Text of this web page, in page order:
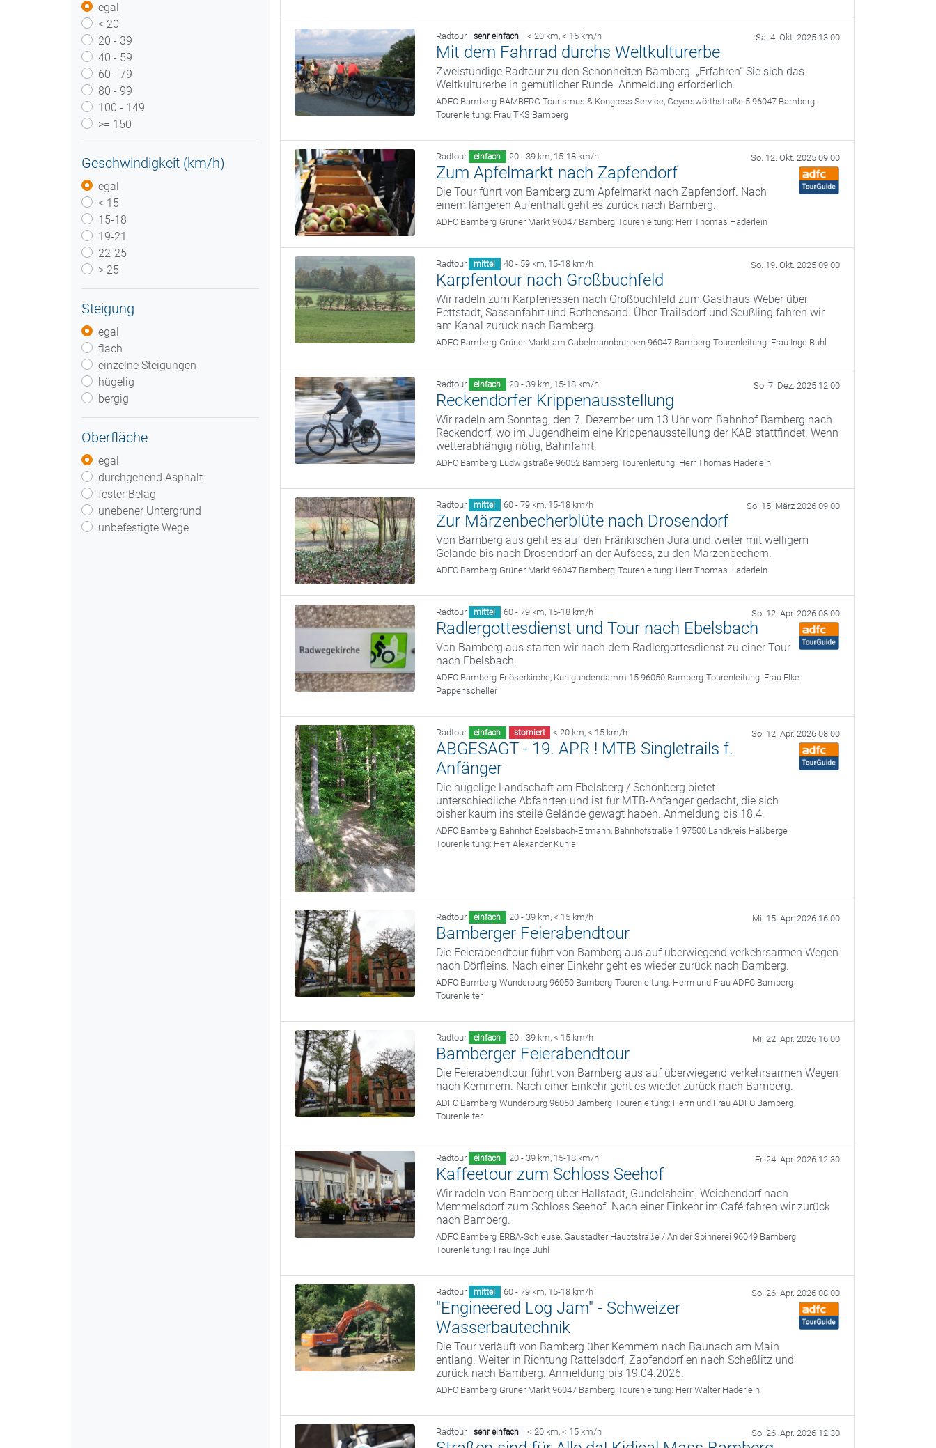
egal
< 20
20 - 39
40 - 59
60 - 79
80 - 99
100 - 149
>= 150
Geschwindigkeit (km/h)
egal
< 15
15-18
19-21
22-25
> 25
Steigung
egal
flach
einzelne Steigungen
hügelig
bergig
Oberfläche
egal
durchgehend Asphalt
fester Belag
unebener Untergrund
unbefestigte Wege
Radtour sehr einfach < 20 km, < 15 km/h Sa. 4. Okt. 2025 13:00
Mit dem Fahrrad durchs Weltkulturerbe
Zweistündige Radtour zu den Schönheiten Bamberg. „Erfahren“ Sie sich das
Weltkulturerbe in gemütlicher Runde. Anmeldung erforderlich.
ADFC Bamberg BAMBERG Tourismus & Kongress Service, Geyerswörthstraße 5 96047 Bamberg
Tourenleitung: Frau TKS Bamberg
Radtour einfach 20 - 39 km, 15-18 km/h So. 12. Okt. 2025 09:00
Zum Apfelmarkt nach Zapfendorf
Die Tour führt von Bamberg zum Apfelmarkt nach Zapfendorf. Nach
einem längeren Aufenthalt geht es zurück nach Bamberg.
ADFC Bamberg Grüner Markt 96047 Bamberg Tourenleitung: Herr Thomas Haderlein
Radtour mittel 40 - 59 km, 15-18 km/h So. 19. Okt. 2025 09:00
Karpfentour nach Großbuchfeld
Wir radeln zum Karpfenessen nach Großbuchfeld zum Gasthaus Weber über
Pettstadt, Sassanfahrt und Rothensand. Über Trailsdorf und Seußling fahren wir
am Kanal zurück nach Bamberg.
ADFC Bamberg Grüner Markt am Gabelmannbrunnen 96047 Bamberg Tourenleitung: Frau Inge Buhl
Radtour einfach 20 - 39 km, 15-18 km/h So. 7. Dez. 2025 12:00
Reckendorfer Krippenausstellung
Wir radeln am Sonntag, den 7. Dezember um 13 Uhr vom Bahnhof Bamberg nach
Reckendorf, wo im Jugendheim eine Krippenausstellung der KAB stattfindet. Wenn
wetterabhängig nötig, Bahnfahrt.
ADFC Bamberg Ludwigstraße 96052 Bamberg Tourenleitung: Herr Thomas Haderlein
Radtour mittel 60 - 79 km, 15-18 km/h So. 15. März 2026 09:00
Zur Märzenbecherblüte nach Drosendorf
Von Bamberg aus geht es auf den Fränkischen Jura und weiter mit welligem
Gelände bis nach Drosendorf an der Aufsess, zu den Märzenbechern.
ADFC Bamberg Grüner Markt 96047 Bamberg Tourenleitung: Herr Thomas Haderlein
Radtour mittel 60 - 79 km, 15-18 km/h So. 12. Apr. 2026 08:00
Radlergottesdienst und Tour nach Ebelsbach
Von Bamberg aus starten wir nach dem Radlergottesdienst zu einer Tour
nach Ebelsbach.
ADFC Bamberg Erlöserkirche, Kunigundendamm 15 96050 Bamberg Tourenleitung: Frau Elke
Pappenscheller
Radtour einfach storniert < 20 km, < 15 km/h So. 12. Apr. 2026 08:00
ABGESAGT - 19. APR ! MTB Singletrails f.
Anfänger
Die hügelige Landschaft am Ebelsberg / Schönberg bietet
unterschiedliche Abfahrten und ist für MTB-Anfänger gedacht, die sich
bisher kaum ins steile Gelände gewagt haben. Anmeldung bis 18.4.
ADFC Bamberg Bahnhof Ebelsbach-Eltmann, Bahnhofstraße 1 97500 Landkreis Haßberge
Tourenleitung: Herr Alexander Kuhla
Radtour einfach 20 - 39 km, < 15 km/h Mi. 15. Apr. 2026 16:00
Bamberger Feierabendtour
Die Feierabendtour führt von Bamberg aus auf überwiegend verkehrsarmen Wegen
nach Dörfleins. Nach einer Einkehr geht es wieder zurück nach Bamberg.
ADFC Bamberg Wunderburg 96050 Bamberg Tourenleitung: Herrn und Frau ADFC Bamberg
Tourenleiter
Radtour einfach 20 - 39 km, < 15 km/h Mi. 22. Apr. 2026 16:00
Bamberger Feierabendtour
Die Feierabendtour führt von Bamberg aus auf überwiegend verkehrsarmen Wegen
nach Kemmern. Nach einer Einkehr geht es wieder zurück nach Bamberg.
ADFC Bamberg Wunderburg 96050 Bamberg Tourenleitung: Herrn und Frau ADFC Bamberg
Tourenleiter
Radtour einfach 20 - 39 km, 15-18 km/h Fr. 24. Apr. 2026 12:30
Kaffeetour zum Schloss Seehof
Wir radeln von Bamberg über Hallstadt, Gundelsheim, Weichendorf nach
Memmelsdorf zum Schloss Seehof. Nach einer Einkehr im Café fahren wir zurück
nach Bamberg.
ADFC Bamberg ERBA-Schleuse, Gaustadter Hauptstraße / An der Spinnerei 96049 Bamberg
Tourenleitung: Frau Inge Buhl
Radtour mittel 60 - 79 km, 15-18 km/h So. 26. Apr. 2026 08:00
"Engineered Log Jam" - Schweizer
Wasserbautechnik
Die Tour verläuft von Bamberg über Kemmern nach Baunach am Main
entlang. Weiter in Richtung Rattelsdorf, Zapfendorf en nach Scheßlitz und
zurück nach Bamberg. Anmeldung bis 19.04.2026.
ADFC Bamberg Grüner Markt 96047 Bamberg Tourenleitung: Herr Walter Haderlein
Radtour sehr einfach < 20 km, < 15 km/h So. 26. Apr. 2026 12:30